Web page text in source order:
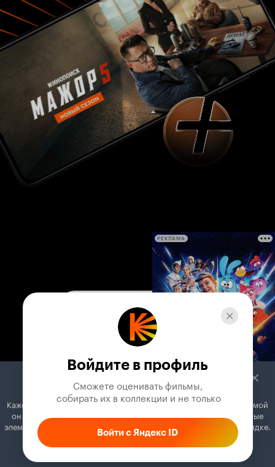
РЕКЛАМА
Кажется, вы используете блокировщик рекламы. Вместе с рекламой
он может отключать постеры, папки с фильмами и другие важные
элементы. Добавьте Кинопоиск в исключения, и всё будет в порядке.
Как это сделать
Войдите в профиль
Сможете оценивать фильмы,
собирать их в коллекции и не только
Войти с Яндекс ID